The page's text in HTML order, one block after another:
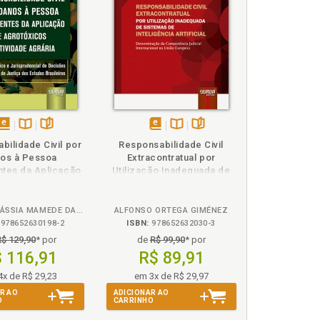
na
B.V.
Civil por
à Pessoa
da Aplicação
ELIDA DE CÁSSIA MAMEDE DA COSTA
978652630198-2
129,90* por
116,91
de R$ 29,23
AO
eBook
na
B.V.
Responsabilidade Civil
Extracontratual por
Utilização Inadequada de
ALFONSO ORTEGA GIMÉNEZ
ISBN: 978652632030-3
deR$ 99,90* por
R$ 89,91
em 3x de R$ 29,97
ADICIONAR AO
CARRINHO